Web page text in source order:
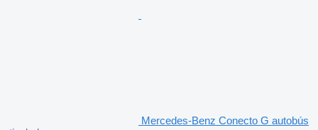
Mercedes-Benz Conecto G autobús